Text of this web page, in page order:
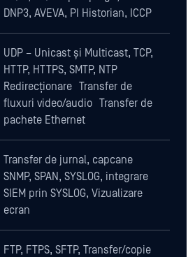
DNP3, AVEVA, PI Historian, ICCP
UDP – Unicast și Multicast, TCP,
HTTP, HTTPS, SMTP, NTP
Redirecționare Transfer de
fluxuri video/audio Transfer de
pachete Ethernet
Transfer de jurnal, capcane
SNMP, SPAN, SYSLOG, integrare
SIEM prin SYSLOG, Vizualizare
ecran
FTP, FTPS, SFTP, Transfer/copie